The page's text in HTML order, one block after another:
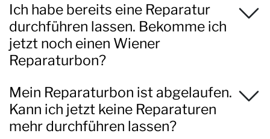
Ich habe bereits eine Reparatur
durchführen lassen. Bekomme ich
jetzt noch einen Wiener
Reparaturbon?
Mein Reparaturbon ist abgelaufen.
Kann ich jetzt keine Reparaturen
mehr durchführen lassen?